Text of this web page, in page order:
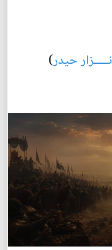
نـــــزار حيدر)